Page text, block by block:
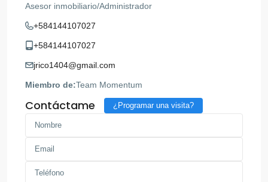
Asesor inmobiliario/Administrador
+584144107027
+584144107027
jrico1404@gmail.com
Miembro de:Team Momentum
Contáctame ¿Programar una visita?